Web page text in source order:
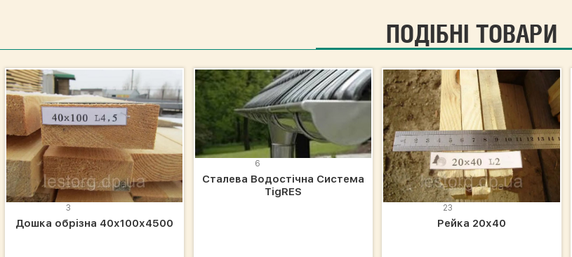
ПОДІБНІ ТОВАРИ
3
Дошка обрізна 40х100х4500
6
Сталева Водостічна Система
TigRES
23
Рейка 20х40